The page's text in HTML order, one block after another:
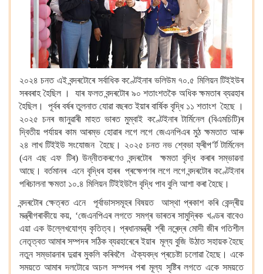
২০২৪ চনত এই বন্দৰটোৰে সৰ্বাধিক কণ্টেইনাৰ ভলিউম ৭০.৫ মিলিয়ন টিইইউৰ
সৰবৰাহ হৈছিল । যাৰ ফলত বন্দৰটোৰ ৯০ শতাংশতকৈ অধিক ক্ষমতাৰ ব্যৱহাৰ
হৈছিল। পূৰ্বৰ বৰ্ষৰ তুলনাত যোৱা বছৰত ইয়াৰ বাৰ্ষিক বৃদ্ধি ১১ শতাংশ হৈছে ।
২০২৫ চনৰ জানুৱাৰী মাহত ভাৰত মুম্বাই কণ্টেইনাৰ টাৰ্মিনেল (বিএমচিটি)ৰ
দ্বিতীয় পৰ্যায়ৰ কাম আৰম্ভ হোৱাৰ লগে লগে জেএনপিএৰ মুঠ ক্ষমতাত আৰু
২৪ লাখ টিইইউ সংযোজন হৈছে। ২০২৫ চনত নভ শ্বেভা ফ্ৰীপ’ৰ্ট টাৰ্মিনেল
(এন এছ এফ টিৰ) উন্নীতকৰণেও বন্দৰটোৰ ক্ষমতা বৃদ্ধি কৰাৰ সম্ভাৱনা
আছে। বৰ্তমানৰ এনে বৃদ্ধিৰ হাৰৰ প্ৰক্ষেপণৰ লগে লগে বন্দৰটোৰ কণ্টেইনাৰ
পৰিচালনা ক্ষমতা ১০.৪ মিলিয়ন টিইইউলৈ বৃদ্ধি পাব বুলি আশা কৰা হৈছে।
বন্দৰটোৰ ক্ষেত্ৰত এনে পূৰ্বাভাসসমূহৰ বিষয়ত আস্থা প্ৰকাশ কৰি কেন্দ্ৰীয়
মন্ত্ৰীগৰাকীয়ে কয়, ‘জেএনপিএৰ লগতে সমগ্ৰ ভাৰতৰ সামুদ্ৰিক খণ্ডৰ বাবেও
এয়া এক উল্লেখযোগ্য কৃতিত্ব। প্ৰধানমন্ত্ৰী শ্ৰী নৰেন্দ্ৰ মোদী জীৰ গতিশীল
নেতৃত্বত আমাৰ সম্পদৰ সঠিক ব্যৱহাৰেৰে ইয়াৰ মূল্য বুজি উঠাত সহায়ক হৈছে
নতুন সম্ভাৱনাৰ দুৱাৰ মুকলি কৰিবলৈ ঐক্যবদ্ধ প্ৰচেষ্টা চলোৱা হৈছে। একে
সময়তে আমাৰ দলটোৱে অচল সম্পদৰ পৰা মূল্য সৃষ্টিৰ লগতে একে সময়তে